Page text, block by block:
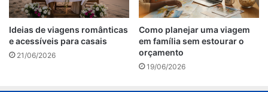
Ideias de viagens românticas
e acessíveis para casais
21/06/2026
Como planejar uma viagem
em família sem estourar o
orçamento
19/06/2026